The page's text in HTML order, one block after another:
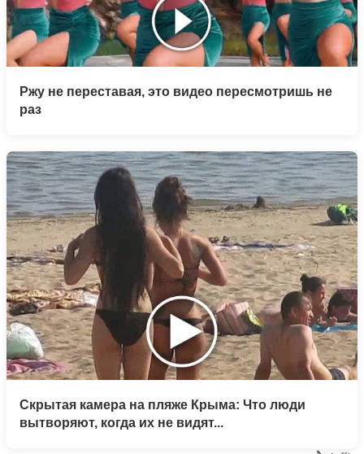
Ржу не переставая, это видео пересмотришь не
раз
Скрытая камера на пляже Крыма: Что люди
вытворяют, когда их не видят...